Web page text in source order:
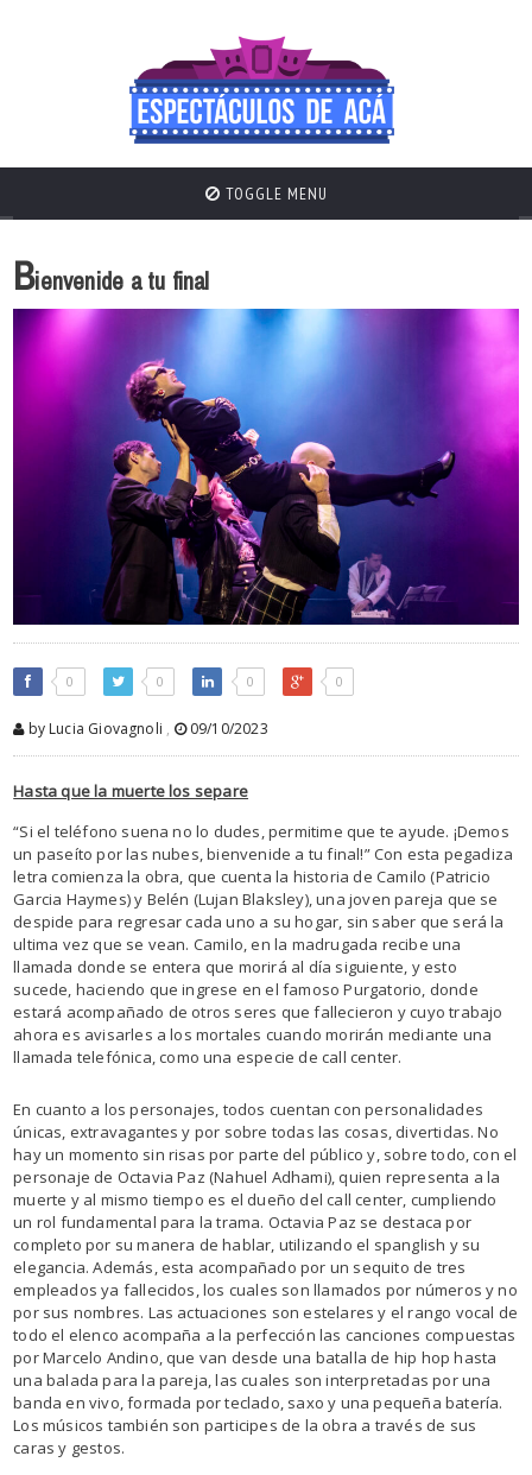
TOGGLE MENU
Bienvenide a tu final
0 0 0 0
by Lucia Giovagnoli , 09/10/2023
Hasta que la muerte los separe
“Si el teléfono suena no lo dudes, permitime que te ayude. ¡Demos
un paseíto por las nubes, bienvenide a tu final!” Con esta pegadiza
letra comienza la obra, que cuenta la historia de Camilo (Patricio
Garcia Haymes) y Belén (Lujan Blaksley), una joven pareja que se
despide para regresar cada uno a su hogar, sin saber que será la
ultima vez que se vean. Camilo, en la madrugada recibe una
llamada donde se entera que morirá al día siguiente, y esto
sucede, haciendo que ingrese en el famoso Purgatorio, donde
estará acompañado de otros seres que fallecieron y cuyo trabajo
ahora es avisarles a los mortales cuando morirán mediante una
llamada telefónica, como una especie de call center.
En cuanto a los personajes, todos cuentan con personalidades
únicas, extravagantes y por sobre todas las cosas, divertidas. No
hay un momento sin risas por parte del público y, sobre todo, con el
personaje de Octavia Paz (Nahuel Adhami), quien representa a la
muerte y al mismo tiempo es el dueño del call center, cumpliendo
un rol fundamental para la trama. Octavia Paz se destaca por
completo por su manera de hablar, utilizando el spanglish y su
elegancia. Además, esta acompañado por un sequito de tres
empleados ya fallecidos, los cuales son llamados por números y no
por sus nombres. Las actuaciones son estelares y el rango vocal de
todo el elenco acompaña a la perfección las canciones compuestas
por Marcelo Andino, que van desde una batalla de hip hop hasta
una balada para la pareja, las cuales son interpretadas por una
banda en vivo, formada por teclado, saxo y una pequeña batería.
Los músicos también son participes de la obra a través de sus
caras y gestos.